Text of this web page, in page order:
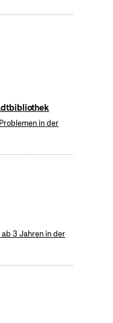
in der
3 Jahren in der